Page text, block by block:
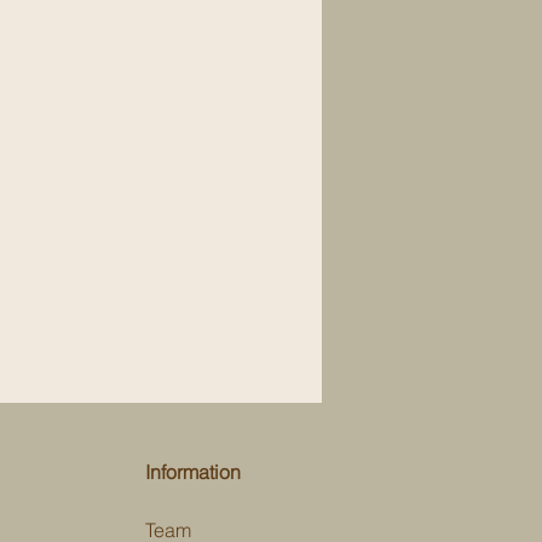
Information
Team